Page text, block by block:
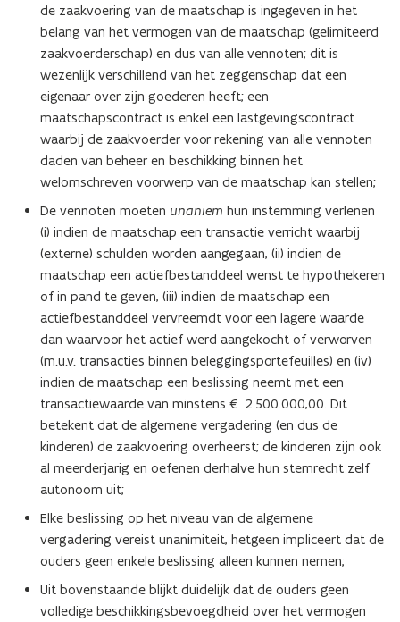
de zaakvoering van de maatschap is ingegeven in het
belang van het vermogen van de maatschap (gelimiteerd
zaakvoerderschap) en dus van alle vennoten; dit is
wezenlijk verschillend van het zeggenschap dat een
eigenaar over zijn goederen heeft; een
maatschapscontract is enkel een lastgevingscontract
waarbij de zaakvoerder voor rekening van alle vennoten
daden van beheer en beschikking binnen het
welomschreven voorwerp van de maatschap kan stellen;
De vennoten moeten unaniem hun instemming verlenen
(i) indien de maatschap een transactie verricht waarbij
(externe) schulden worden aangegaan, (ii) indien de
maatschap een actiefbestanddeel wenst te hypothekeren
of in pand te geven, (iii) indien de maatschap een
actiefbestanddeel vervreemdt voor een lagere waarde
dan waarvoor het actief werd aangekocht of verworven
(m.u.v. transacties binnen beleggingsportefeuilles) en (iv)
indien de maatschap een beslissing neemt met een
transactiewaarde van minstens € 2.500.000,00. Dit
betekent dat de algemene vergadering (en dus de
kinderen) de zaakvoering overheerst; de kinderen zijn ook
al meerderjarig en oefenen derhalve hun stemrecht zelf
autonoom uit;
Elke beslissing op het niveau van de algemene
vergadering vereist unanimiteit, hetgeen impliceert dat de
ouders geen enkele beslissing alleen kunnen nemen;
Uit bovenstaande blijkt duidelijk dat de ouders geen
volledige beschikkingsbevoegdheid over het vermogen